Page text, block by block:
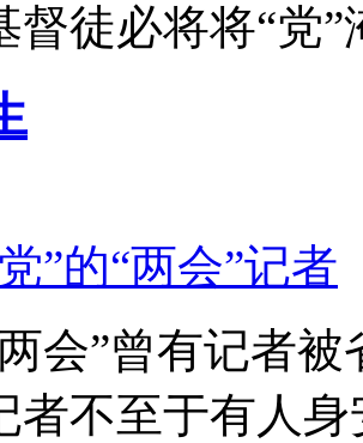
督徒必将将“党”
”的“两会”记者
会”曾有记者
者不至于有人